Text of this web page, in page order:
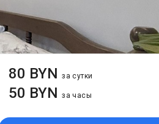
80 BYNза сутки
50 BYNза часы